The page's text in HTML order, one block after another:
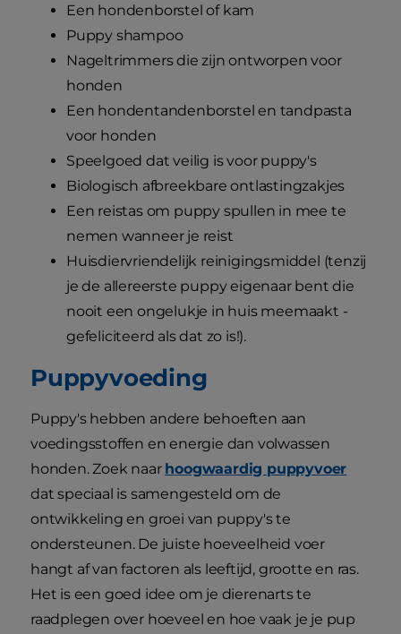
Een hondenborstel of kam
Puppy shampoo
Nageltrimmers die zijn ontworpen voor
honden
Een hondentandenborstel en tandpasta
voor honden
Speelgoed dat veilig is voor puppy's
Biologisch afbreekbare ontlastingzakjes
Een reistas om puppy spullen in mee te
nemen wanneer je reist
Huisdiervriendelijk reinigingsmiddel (tenzij
je de allereerste puppy eigenaar bent die
nooit een ongelukje in huis meemaakt -
gefeliciteerd als dat zo is!).
Puppyvoeding
Puppy's hebben andere behoeften aan
voedingsstoffen en energie dan volwassen
honden. Zoek naar hoogwaardig puppyvoer
dat speciaal is samengesteld om de
ontwikkeling en groei van puppy's te
ondersteunen. De juiste hoeveelheid voer
hangt af van factoren als leeftijd, grootte en ras.
Het is een goed idee om je dierenarts te
raadplegen over hoeveel en hoe vaak je je pup